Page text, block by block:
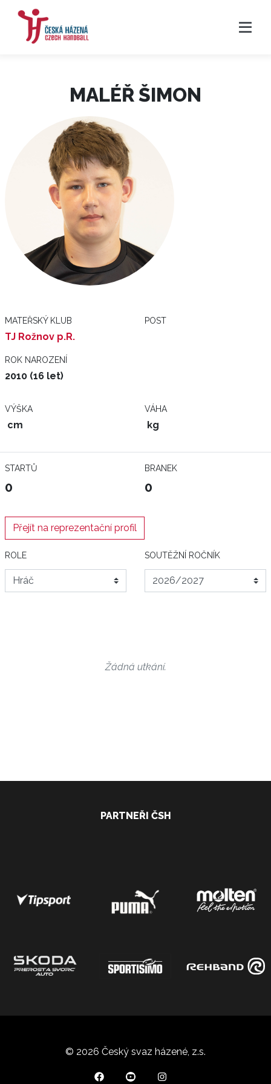
MALÉŘ ŠIMON
MATEŘSKÝ KLUB
TJ Rožnov p.R.
POST
ROK NAROZENÍ
2010 (16 let)
VÝŠKA
cm
VÁHA
kg
STARTŮ
0
BRANEK
0
Přejít na reprezentační profil
ROLE SOUTĚŽNÍ ROČNÍK
Žádná utkání.
PARTNEŘI ČSH
© 2026 Český svaz házené, z.s.